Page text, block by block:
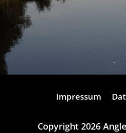
Impressum
Copyright 2026